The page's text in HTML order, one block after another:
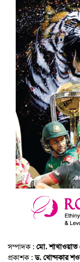
সম্পাদক : মো. শাখাওয়াত
প্রকাশক :ড. খোন্দকার